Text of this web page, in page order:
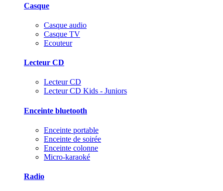
Casque
Casque audio
Casque TV
Ecouteur
Lecteur CD
Lecteur CD
Lecteur CD Kids - Juniors
Enceinte bluetooth
Enceinte portable
Enceinte de soirée
Enceinte colonne
Micro-karaoké
Radio